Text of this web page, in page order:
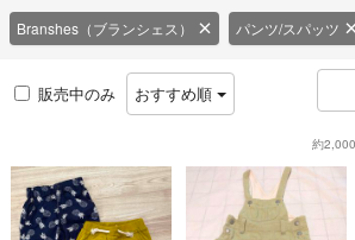
Branshes（ブランシェス） パンツ/スパッツ
販売中のみ おすすめ順
約